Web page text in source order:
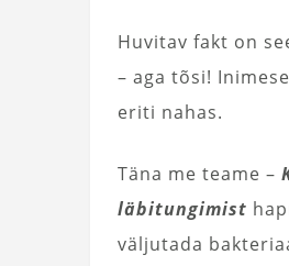
Huvitav fakt on
– aga tõsi!
eriti nahas.
Täna me teame –
läbitungimist
väljutada